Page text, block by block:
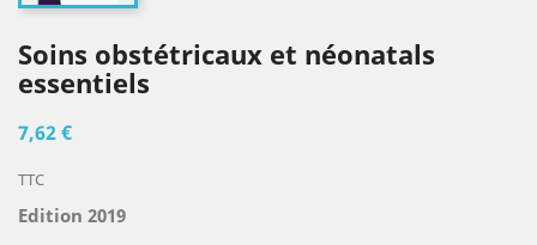
Soins obstétricaux et néonatals
essentiels
7,62 €
TTC
Edition 2019